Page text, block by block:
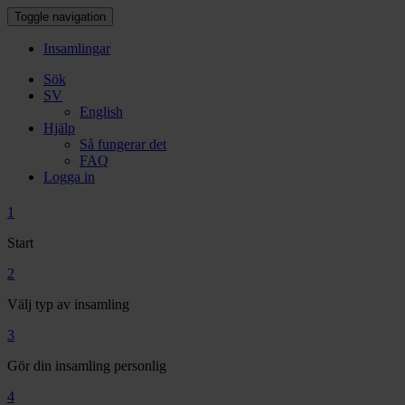
Toggle navigation
Insamlingar
Sök
SV
English
Hjälp
Så fungerar det
FAQ
Logga in
1
Start
2
Välj typ av insamling
3
Gör din insamling personlig
4